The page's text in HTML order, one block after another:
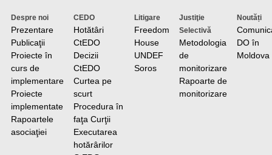
Despre noi
Prezentare
Publicaţii
Proiecte în
curs de
implementare
Proiecte
implementate
Rapoartele
asociaţiei
CEDO
Hotătâri
CtEDO
Decizii
CtEDO
Curtea pe
scurt
Procedura în
faţa Curţii
Executarea
hotărârilor
Litigare
Freedom
House
UNDEF
Soros
Justiţie
Selectivă
Metodologia
de
monitorizare
Rapoarte de
monitorizare
Noutăți
DO în
Moldova